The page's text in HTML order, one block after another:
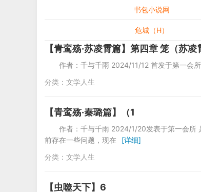
书包小说网
危城（H）
【青鸾殇·苏凌霄篇】第四章 笼（苏凌
作者：千与千雨 2024/11/12 首发
分类： 文学人生
【青鸾殇·秦璐篇】（1
作者：千与千雨 2024/1/20发表于第一会
前存在一些问题，现在
[详细]
分类： 文学人生
【虫噬天下】6